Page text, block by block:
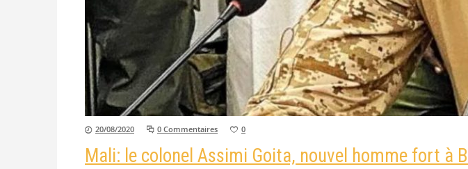
20/08/2020 0 Commentaires 0
Mali: le colonel Assimi Goita, nouvel homme fort à